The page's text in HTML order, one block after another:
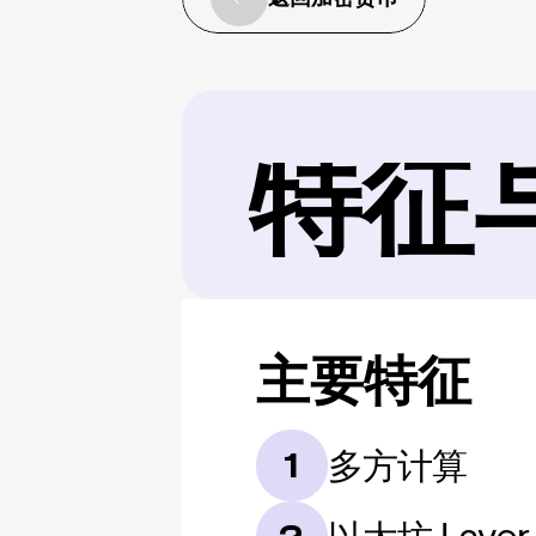
特征
主要特征
1 多方计算